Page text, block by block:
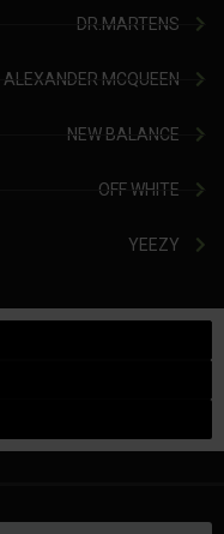
DR.MARTENS
ALEXANDER MCQUEEN
NEW BALANCE
OFF WHITE
YEEZY